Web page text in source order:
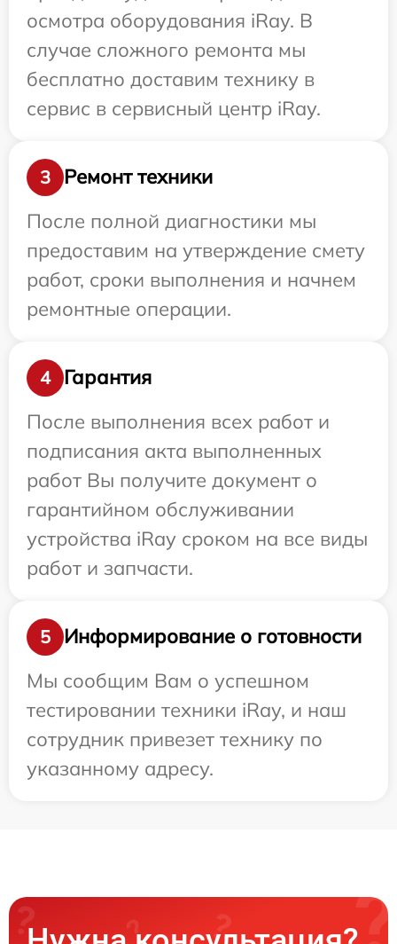
осмотра оборудования iRay. В
случае сложного ремонта мы
бесплатно доставим технику в
сервис в сервисный центр iRay.
3
Ремонт техники
После полной диагностики мы
предоставим на утверждение смету
работ, сроки выполнения и начнем
ремонтные операции.
4
Гарантия
После выполнения всех работ и
подписания акта выполненных
работ Вы получите документ о
гарантийном обслуживании
устройства iRay сроком на все виды
работ и запчасти.
5
Информирование о готовности
Мы сообщим Вам о успешном
тестировании техники iRay, и наш
сотрудник привезет технику по
указанному адресу.